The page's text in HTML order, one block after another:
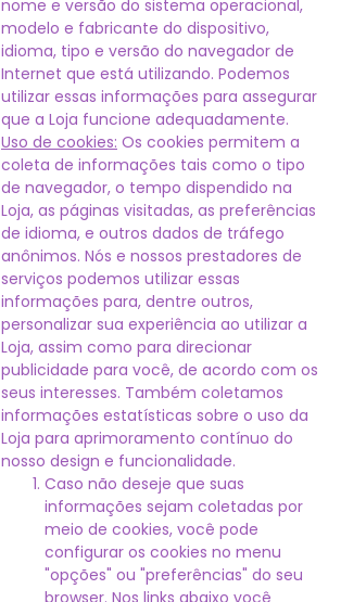
nome e versão do sistema operacional,
modelo e fabricante do dispositivo,
idioma, tipo e versão do navegador de
Internet que está utilizando. Podemos
utilizar essas informações para assegurar
que a Loja funcione adequadamente.
Uso de cookies: Os cookies permitem a
coleta de informações tais como o tipo
de navegador, o tempo dispendido na
Loja, as páginas visitadas, as preferências
de idioma, e outros dados de tráfego
anônimos. Nós e nossos prestadores de
serviços podemos utilizar essas
informações para, dentre outros,
personalizar sua experiência ao utilizar a
Loja, assim como para direcionar
publicidade para você, de acordo com os
seus interesses. Também coletamos
informações estatísticas sobre o uso da
Loja para aprimoramento contínuo do
nosso design e funcionalidade.
Caso não deseje que suas
informações sejam coletadas por
meio de cookies, você pode
configurar os cookies no menu
"opções" ou "preferências" do seu
browser. Nos links abaixo você